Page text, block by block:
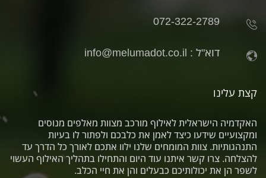
072-322-2789
דוא"ל : info@melumadot.co.il
קצת עלינו
האקדמיה הישראלית לאילוף מורכב מצוות מאלפים מנוסים
ומקצועיים שידעו כיצד לאמן את כלבכם ולפתור לו בעיות
התנהגותיות. צוות המומחים שלנו ילוו אתכם לאורך כל הדרך עד
להצלחה. צרו קשר איתנו עוד היום והתחילו בתהליך האילוף העשוי
לשפר הן את יכולותיכם כבעלים והן את חיי הכלב.